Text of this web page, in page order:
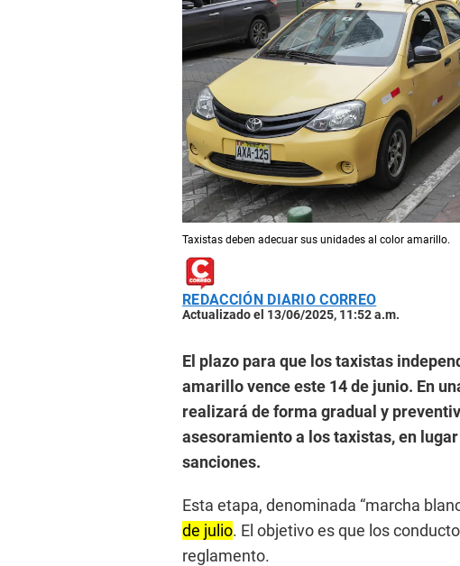
Taxistas deben adecuar sus unidades al color amarillo.
REDACCIÓN DIARIO CORREO
Actualizado el 13/06/2025, 11:52 a.m.
El plazo para que los taxistas
amarillo vence este 14 de junio. En
realizará de forma gradual y
asesoramiento a los taxistas, en
sanciones.
Esta etapa, denominada “marcha
de julio. El objetivo es que los
reglamento.